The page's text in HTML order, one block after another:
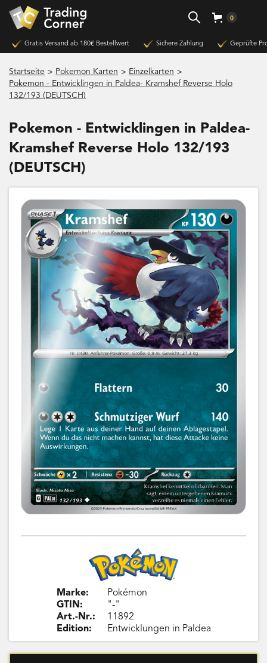
0
Gratis Versand ab 180€ Bestellwert Sichere Zahlung Geprüfte
Startseite > Pokemon Karten > Einzelkarten >
Pokemon - Entwicklingen in Paldea- Kramshef Reverse Holo
132/193 (DEUTSCH)
Pokemon - Entwicklingen in Paldea-
Kramshef Reverse Holo 132/193
(DEUTSCH)
Marke:
GTIN:
Art.-Nr.:
Edition:
Pokémon
"-"
11892
Entwicklungen in Paldea